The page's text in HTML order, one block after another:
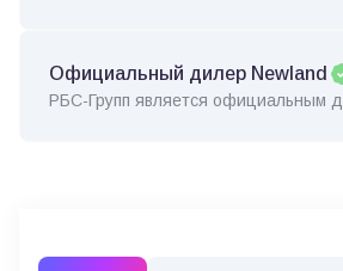
Официальный дилер Newland
РБС-Групп является официальным